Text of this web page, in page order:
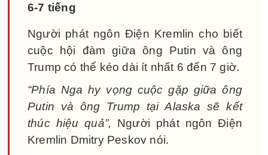
6-7 tiếng
Người phát ngôn Điện Kremlin cho biết
cuộc hội đàm giữa ông Putin và ông
Trump có thể kéo dài ít nhất 6 đến 7 giờ.
“Phía Nga hy vọng cuộc gặp giữa ông
Putin và ông Trump tại Alaska sẽ kết
thúc hiệu quả”,
Người phát ngôn Điện
Kremlin Dmitry Peskov nói.